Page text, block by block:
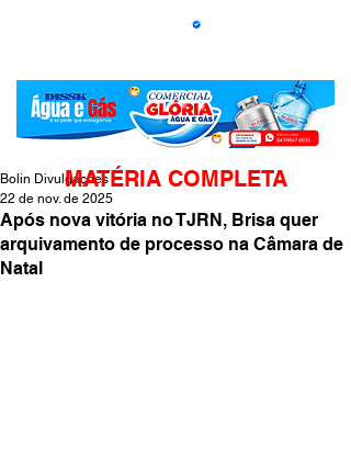
Após nova vitória no TJRN, Brisa quer
arquivamento de processo na Câmara de
Natal
Bolin Divulgações
22 de nov. de 2025
MATÉRIA COMPLETA